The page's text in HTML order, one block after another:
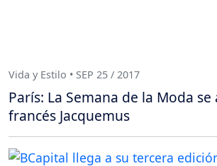
Vida y Estilo • SEP 25 / 2017
París: La Semana de la Moda
francés Jacquemus